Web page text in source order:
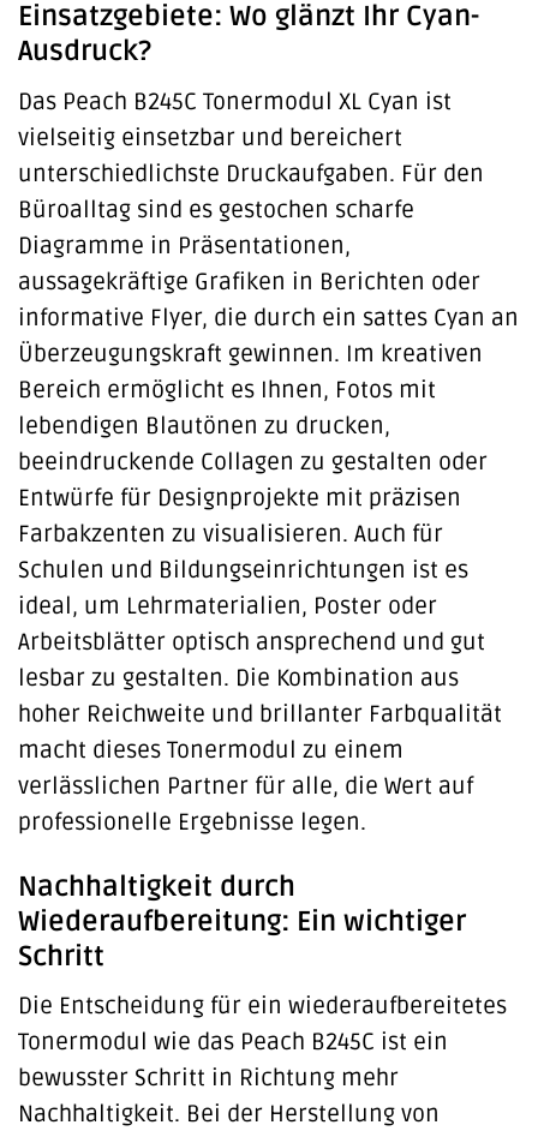
Einsatzgebiete: Wo glänzt Ihr Cyan-
Ausdruck?
Das Peach B245C Tonermodul XL Cyan ist
vielseitig einsetzbar und bereichert
unterschiedlichste Druckaufgaben. Für den
Büroalltag sind es gestochen scharfe
Diagramme in Präsentationen,
aussagekräftige Grafiken in Berichten oder
informative Flyer, die durch ein sattes Cyan an
Überzeugungskraft gewinnen. Im kreativen
Bereich ermöglicht es Ihnen, Fotos mit
lebendigen Blautönen zu drucken,
beeindruckende Collagen zu gestalten oder
Entwürfe für Designprojekte mit präzisen
Farbakzenten zu visualisieren. Auch für
Schulen und Bildungseinrichtungen ist es
ideal, um Lehrmaterialien, Poster oder
Arbeitsblätter optisch ansprechend und gut
lesbar zu gestalten. Die Kombination aus
hoher Reichweite und brillanter Farbqualität
macht dieses Tonermodul zu einem
verlässlichen Partner für alle, die Wert auf
professionelle Ergebnisse legen.
Nachhaltigkeit durch
Wiederaufbereitung: Ein wichtiger
Schritt
Die Entscheidung für ein wiederaufbereitetes
Tonermodul wie das Peach B245C ist ein
bewusster Schritt in Richtung mehr
Nachhaltigkeit. Bei der Herstellung von